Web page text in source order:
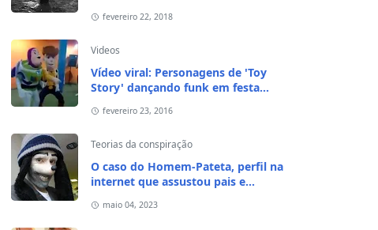
fevereiro 22, 2018
Videos
Vídeo viral: Personagens de 'Toy
Story' dançando funk em festa
fevereiro 23, 2016
Teorias da conspiração
O caso do Homem-Pateta, perfil na
internet que assustou pais e
maio 04, 2023